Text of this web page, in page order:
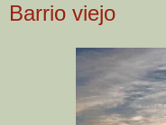
Barrio viejo